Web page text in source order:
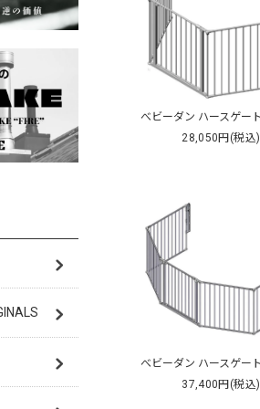
28,050円(税込)
37,400円(税込)